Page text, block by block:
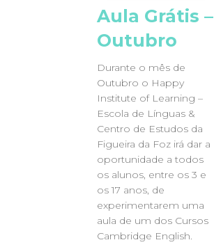
Aula Grátis –
Outubro
Durante o mês de
Outubro o Happy
Institute of Learning –
Escola de Línguas &
Centro de Estudos da
Figueira da Foz irá dar a
oportunidade a todos
os alunos, entre os 3 e
os 17 anos, de
experimentarem uma
aula de um dos Cursos
Cambridge English.